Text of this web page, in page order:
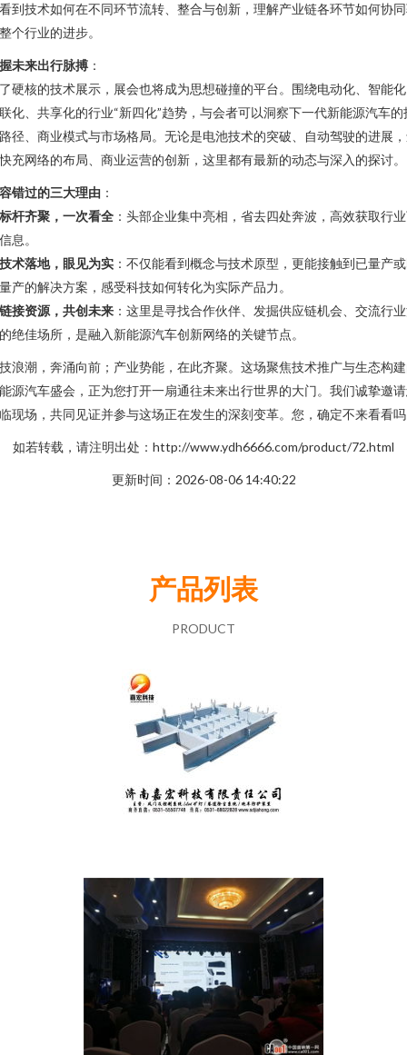
到技术如何在不同环节流转、整合与创新，理解产业链各环节如何协
个行业的进步。
未来出行脉搏 ：
硬核的技术展示，展会也将成为思想碰撞的平台。围绕电动化、智能
化、共享化的行业“新四化”趋势，与会者可以洞察下一代新能源汽车的
径、商业模式与市场格局。无论是电池技术的突破、自动驾驶的进展
充网络的布局、商业运营的创新，这里都有最新的动态与深入的探讨。
错过的三大理由 ：
标杆齐聚，一次看全 ：头部企业集中亮相，省去四处奔波，高效获取行
息。
技术落地，眼见为实 ：不仅能看到概念与技术原型，更能接触到已量产
产的解决方案，感受科技如何转化为实际产品力。
链接资源，共创未来 ：这里是寻找合作伙伴、发掘供应链机会、交流行
绝佳场所，是融入新能源汽车创新网络的关键节点。
浪潮，奔涌向前；产业势能，在此齐聚。这场聚焦技术推广与生态构
源汽车盛会，正为您打开一扇通往未来出行世界的大门。我们诚挚邀
现场，共同见证并参与这场正在发生的深刻变革。您，确定不来看看
如若转载，请注明出处：http://www.ydh6666.com/product/72.html
更新时间：2026-08-06 14:40:22
产品列表
PRODUCT